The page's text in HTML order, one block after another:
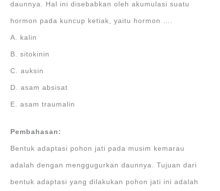
daunnya. Hal ini disebabkan oleh akumulasi suatu
hormon pada kuncup ketiak, yaitu hormon ….
A. kalin
B. sitokinin
C. auksin
D. asam absisat
E. asam traumalin
Pembahasan:
Bentuk adaptasi pohon jati pada musim kemarau
adalah dengan menggugurkan daunnya. Tujuan dari
bentuk adaptasi yang dilakukan pohon jati ini adalah